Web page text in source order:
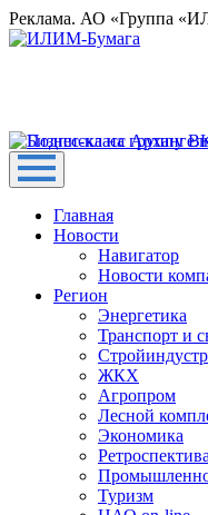
Реклама. АО «Группа
Главная
Новости
Навигатор
Новости
Регион
Энергетика
Транспорт и
ЖКХ
Агропром
Лесной
Экономика
Ретроспектива
Туризм